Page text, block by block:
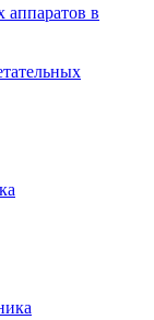
аппаратов в